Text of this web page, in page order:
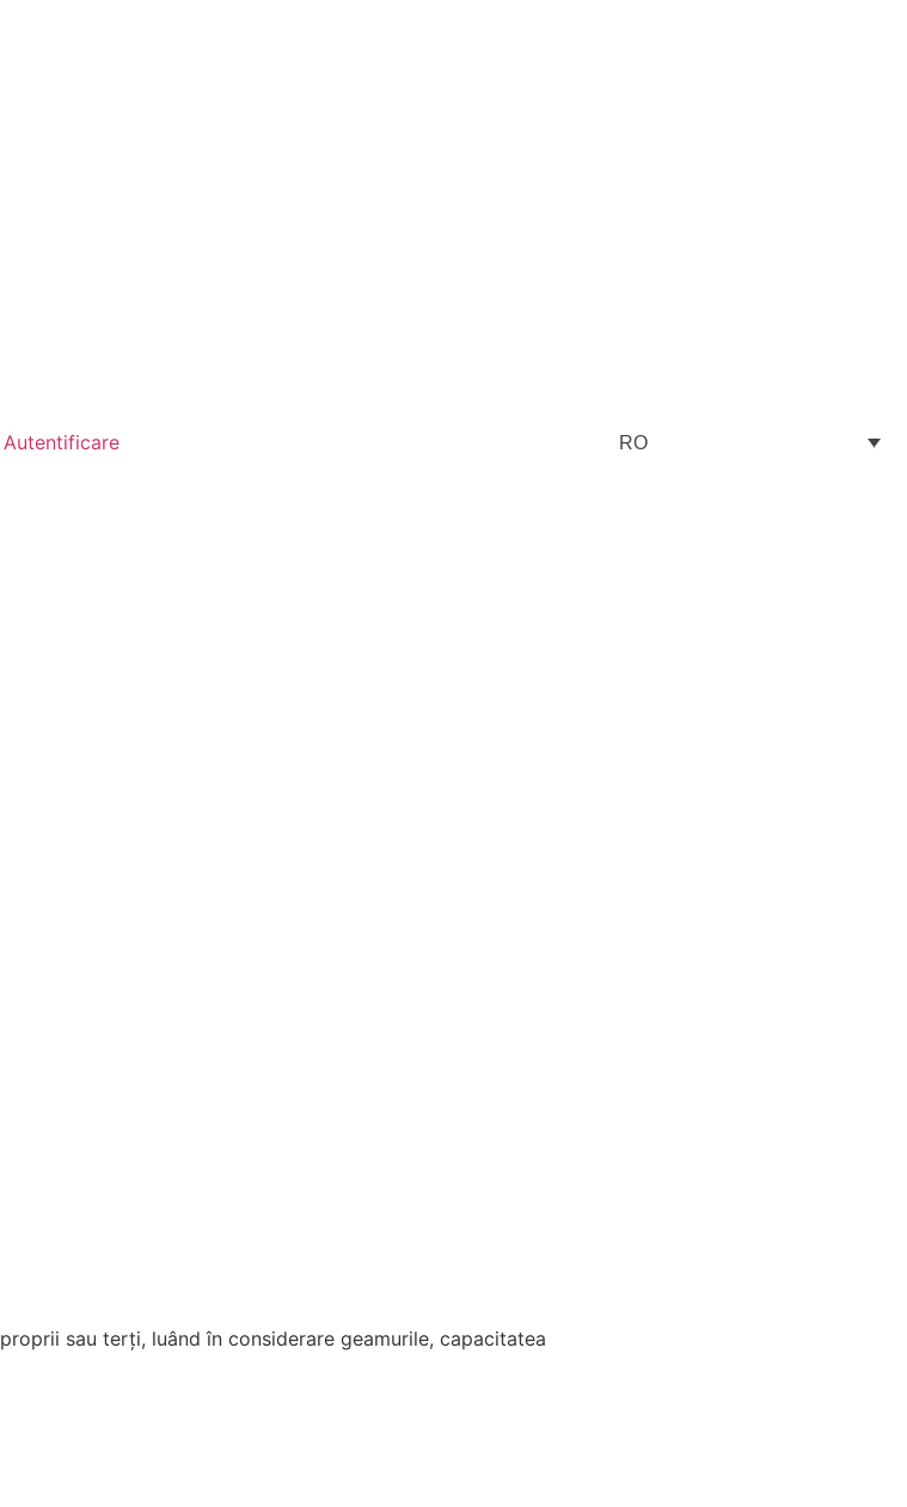
Autentificare RO
sau terți, luând în considerare geamurile, capacitatea